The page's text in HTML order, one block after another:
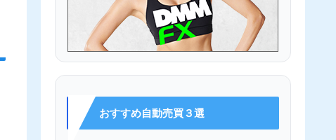
おすすめ自動売買３選